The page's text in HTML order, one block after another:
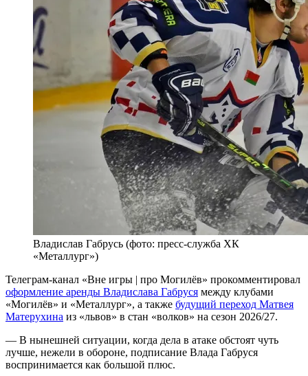
Владислав Габрусь (фото: пресс-служба ХК
«Металлург»)
Телеграм-канал «Вне игры | про Могилёв» прокомментировал
оформление аренды Владислава Габруся между клубами
«Могилёв» и «Металлург», а также будущий переход Матвея
Матерухина из «львов» в стан «волков» на сезон 2026/27.
— В нынешней ситуации, когда дела в атаке обстоят чуть
лучше, нежели в обороне, подписание Влада Габруся
воспринимается как большой плюс.